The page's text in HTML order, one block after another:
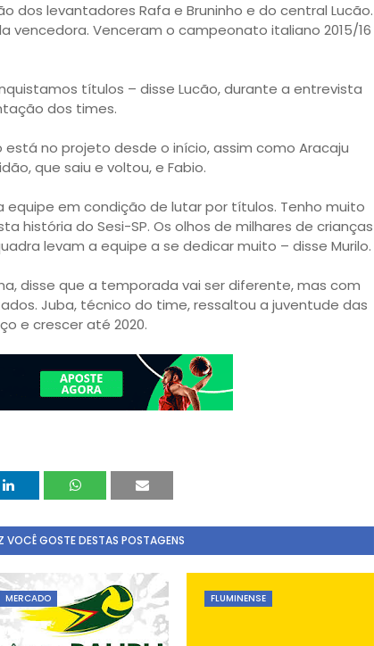
dos levantadores Rafa e Bruninho e do central Lucão.
vencedora. Venceram o campeonato italiano 2015/16
títulos – disse Lucão, durante a entrevista
dos times.
no projeto desde o início, assim como Aracaju
que saiu e voltou, e Fabio.
equipe em condição de lutar por títulos. Tenho muito
história do Sesi-SP. Os olhos de milhares de crianças
levam a equipe a se dedicar muito – disse Murilo.
disse que a temporada vai ser diferente, mas com
Juba, técnico do time, ressaltou a juventude das
e crescer até 2020.
VOCÊ GOSTE DESTAS POSTAGENS
MERCADO FLUMINENSE